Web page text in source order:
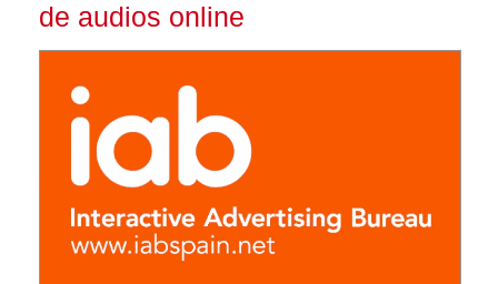
de audios online